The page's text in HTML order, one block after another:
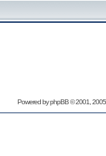
Powered byphpBB© 2001,